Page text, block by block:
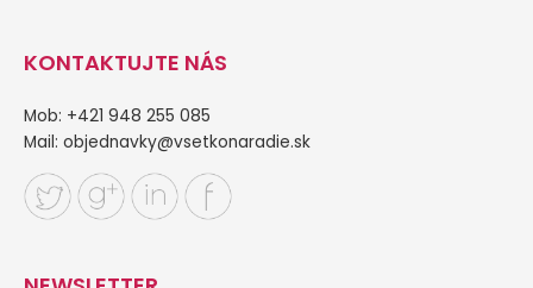
KONTAKTUJTE NÁS
Mob: +421 948 255 085
Mail: objednavky@vsetkonaradie.sk